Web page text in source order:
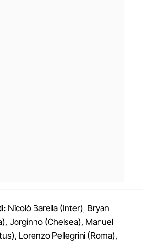
Nicolò Barella (Inter), Bryan
Jorginho (Chelsea), Manuel
Lorenzo Pellegrini (Roma),